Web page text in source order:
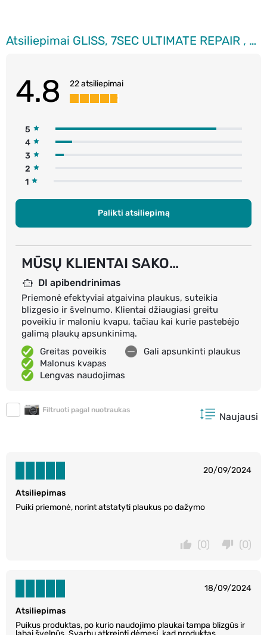
Atsiliepimai GLISS, 7SEC ULTIMATE REPAIR , atkuriamoji priemonė plaukams, 200 ml
4.8 22 atsiliepimai
5
4
3
2
1
Palikti atsiliepimą
MŪSŲ KLIENTAI SAKO…
DI apibendrinimas
Priemonė efektyviai atgaivina plaukus, suteikia
blizgesio ir švelnumo. Klientai džiaugiasi greitu
poveikiu ir maloniu kvapu, tačiau kai kurie pastebėjo
galimą plaukų apsunkinimą.
Greitas poveikis
Malonus kvapas
Lengvas naudojimas
Gali apsunkinti plaukus
Filtruoti pagal nuotraukas
Naujausi
20/09/2024
Atsiliepimas
Puiki priemonė, norint atstatyti plaukus po dažymo
(0)
(0)
18/09/2024
Atsiliepimas
Puikus produktas, po kurio naudojimo plaukai tampa blizgūs ir